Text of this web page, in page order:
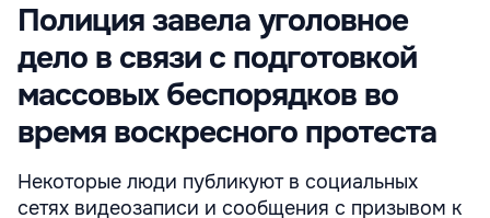
Полиция завела уголовное
дело в связи с подготовкой
массовых беспорядков во
время воскресного протеста
Некоторые люди публикуют в социальных
сетях видеозаписи и сообщения с призывом к